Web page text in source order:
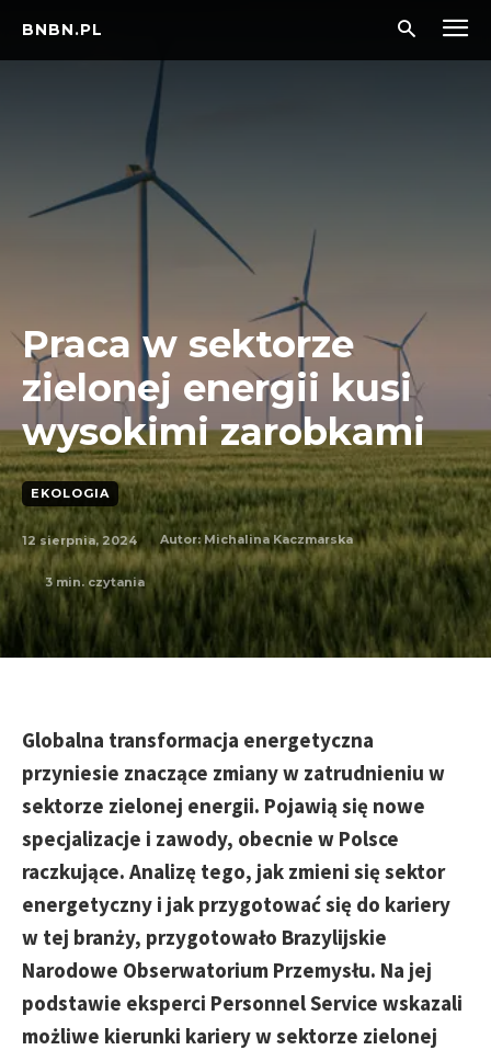
BNBN.PL
Praca w sektorze
zielonej energii kusi
wysokimi zarobkami
EKOLOGIA
12 sierpnia, 2024 Autor: Michalina Kaczmarska
3min. czytania
Globalna transformacja energetyczna
przyniesie znaczące zmiany w zatrudnieniu w
sektorze zielonej energii. Pojawią się nowe
specjalizacje i zawody, obecnie w Polsce
raczkujące. Analizę tego, jak zmieni się sektor
energetyczny i jak przygotować się do kariery
w tej branży, przygotowało Brazylijskie
Narodowe Obserwatorium Przemysłu. Na jej
podstawie eksperci Personnel Service wskazali
możliwe kierunki kariery w sektorze zielonej